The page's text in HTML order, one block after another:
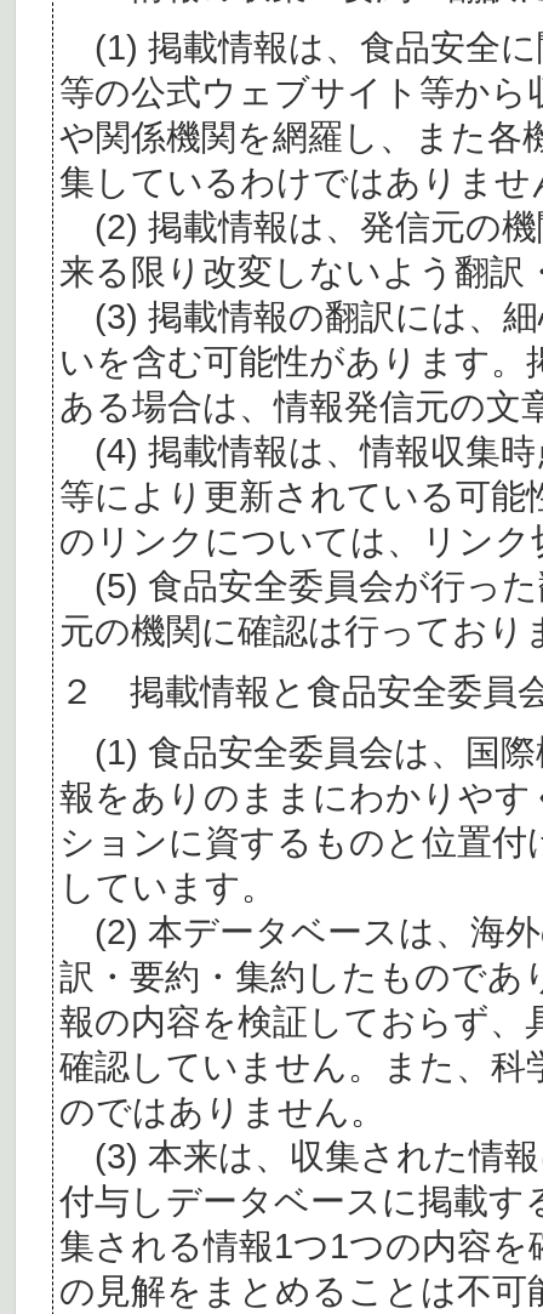
(1) 掲載情報は、食品安全
等の公式ウェブサイト等か
や関係機関を網羅し、また各
集しているわけではありませ
(2) 掲載情報は、発信元の
来る限り改変しないよう翻訳
(3) 掲載情報の翻訳には、
いを含む可能性があります。
ある場合は、情報発信元の文
(4) 掲載情報は、情報収集
等により更新されている可
のリンクについては、リン
(5) 食品安全委員会が行っ
元の機関に確認は行っており
２ 掲載情報と食品安全委員
(1) 食品安全委員会は、国
報をありのままにわかりや
ションに資するものと位置
しています。
(2) 本データベースは、海
訳・要約・集約したものであ
報の内容を検証しておらず、
確認していません。また、
のではありません。
(3) 本来は、収集された情
付与しデータベースに掲載
集される情報1つ1つの内容
の見解をまとめることは不